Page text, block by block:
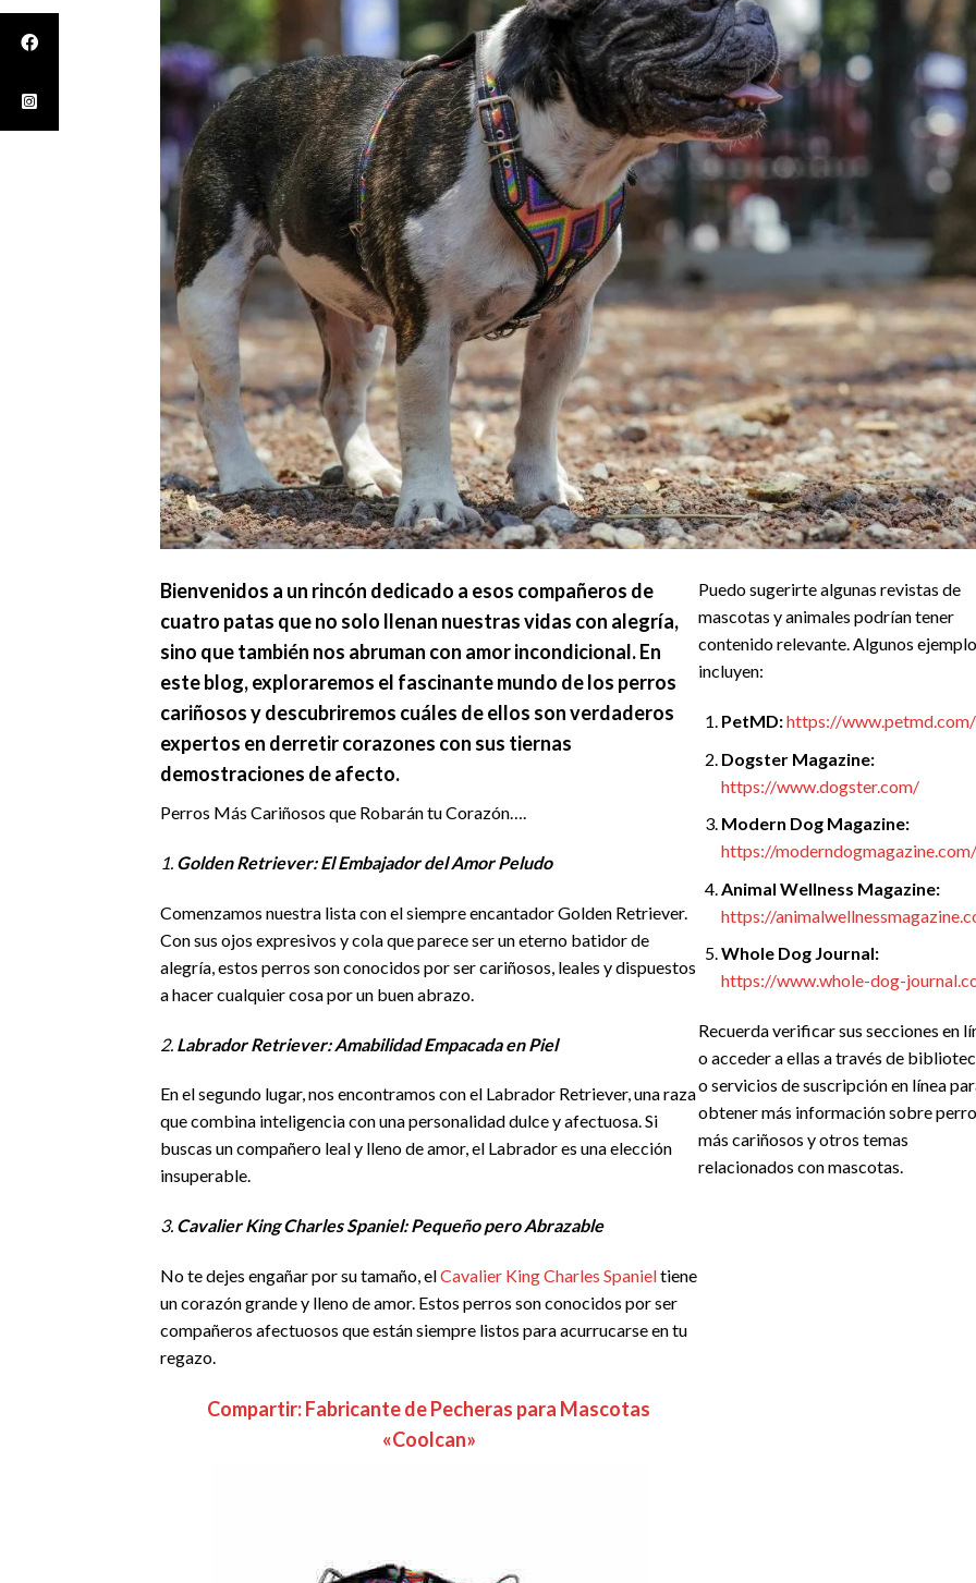
Bienvenidos a un rincón dedicado a esos compañeros de
cuatro patas que no solo llenan nuestras vidas con alegría,
sino que también nos abruman con amor incondicional. En
este blog, exploraremos el fascinante mundo de los perros
cariñosos y descubriremos cuáles de ellos son verdaderos
expertos en derretir corazones con sus tiernas
demostraciones de afecto.
Perros Más Cariñosos que Robarán tu Corazón….
1. Golden Retriever: El Embajador del Amor Peludo
Comenzamos nuestra lista con el siempre encantador Golden Retriever.
Con sus ojos expresivos y cola que parece ser un eterno batidor de
alegría, estos perros son conocidos por ser cariñosos, leales y dispuestos
a hacer cualquier cosa por un buen abrazo.
2. Labrador Retriever: Amabilidad Empacada en Piel
En el segundo lugar, nos encontramos con el Labrador Retriever, una raza
que combina inteligencia con una personalidad dulce y afectuosa. Si
buscas un compañero leal y lleno de amor, el Labrador es una elección
insuperable.
3. Cavalier King Charles Spaniel: Pequeño pero Abrazable
No te dejes engañar por su tamaño, elCavalier King Charles Spanieltiene
un corazón grande y lleno de amor. Estos perros son conocidos por ser
compañeros afectuosos que están siempre listos para acurrucarse en tu
regazo.
Compartir: Fabricante de Pecheras para Mascotas
«Coolcan»
Puedo sugerirte algunas revistas de
mascotas y animales podrían tener
contenido relevante. Algunos
incluyen:
PetMD:https://www.petmd.com/
Dogster Magazine:
https://www.dogster.com/
Modern Dog Magazine:
https://moderndogmagazine.com/
Animal Wellness Magazine:
https://
Whole Dog Journal:
https://www.whole-dog-
Recuerda verificar sus secciones en
o acceder a ellas a través de
o servicios de suscripción en línea
obtener más información sobre
más cariñosos y otros temas
relacionados con mascotas.